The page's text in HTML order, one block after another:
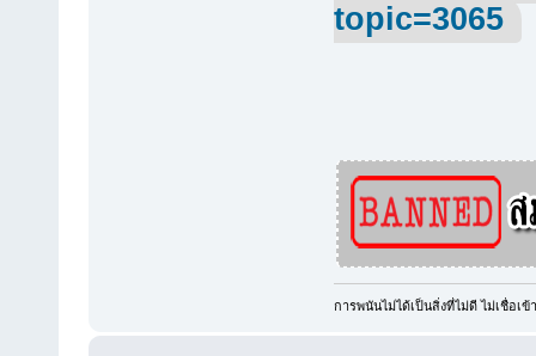
topic=3065
การพนันไม่ได้เป็นสิ่งที่ไม่ดี ไม่เชื่อเ